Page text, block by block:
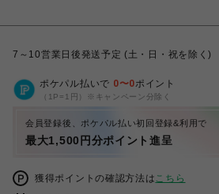
7～10営業日後発送予定 (土・日・祝を除く)
ポケパル払いで 0〜0ポイント
（1P=1円）※キャンペーン分除く
会員登録後、ポケパル払い初回登録&利用で
最大1,500円分ポイント進呈
獲得ポイントの確認方法はこちら